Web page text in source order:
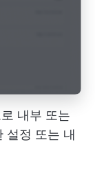
내부 또는
설정 또는 내